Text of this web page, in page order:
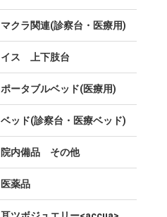
マクラ関連(診察台・医療用)
イス 上下肢台
ポータブルベッド(医療用)
ベッド(診察台・医療ベッド)
院内備品 その他
医薬品